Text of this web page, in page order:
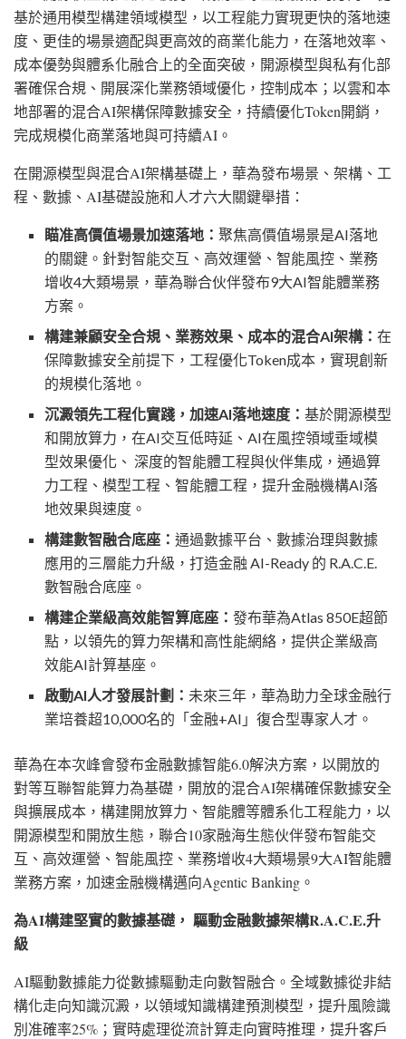
基於通用模型構建領域模型，以工程能力實現更快的落地速
度、更佳的場景適配與更高效的商業化能力，在落地效率、
成本優勢與體系化融合上的全面突破，開源模型與私有化部
署確保合規、開展深化業務領域優化，控制成本；以雲和本
地部署的混合AI架構保障數據安全，持續優化Token開銷，
完成規模化商業落地與可持續AI。
在開源模型與混合AI架構基礎上，華為發布場景、架構、工
程、數據、AI基礎設施和人才六大關鍵舉措：
瞄准高價值場景加速落地：聚焦高價值場景是AI落地
的關鍵。針對智能交互、高效運營、智能風控、業務
增收4大類場景，華為聯合伙伴發布9大AI智能體業務
方案。
構建兼顧安全合規、業務效果、成本的混合AI架構：在
保障數據安全前提下，工程優化Token成本，實現創新
的規模化落地。
沉澱領先工程化實踐，加速AI落地速度：基於開源模型
和開放算力，在AI交互低時延、AI在風控領域垂域模
型效果優化、 深度的智能體工程與伙伴集成，通過算
力工程、模型工程、智能體工程，提升金融機構AI落
地效果與速度。
構建數智融合底座：通過數據平台、數據治理與數據
應用的三層能力升級，打造金融 AI-Ready 的 R.A.C.E.
數智融合底座。
構建企業級高效能智算底座：發布華為Atlas 850E超節
點，以領先的算力架構和高性能網絡，提供企業級高
效能AI計算基座。
啟動AI人才發展計劃： 未來三年，華為助力全球金融行
業培養超10,000名的「金融+AI」復合型專家人才。
華為在本次峰會發布金融數據智能6.0解決方案，以開放的
對等互聯智能算力為基礎，開放的混合AI架構確保數據安全
與擴展成本，構建開放算力、智能體等體系化工程能力，以
開源模型和開放生態，聯合10家融海生態伙伴發布智能交
互、高效運營、智能風控、業務增收4大類場景9大AI智能體
業務方案，加速金融機構邁向Agentic Banking。
為AI構建堅實的數據基礎， 驅動金融數據架構R.A.C.E.升
級
AI驅動數據能力從數據驅動走向數智融合。全域數據從非結
構化走向知識沉澱，以領域知識構建預測模型，提升風險識
別准確率25%；實時處理從流計算走向實時推理，提升客戶